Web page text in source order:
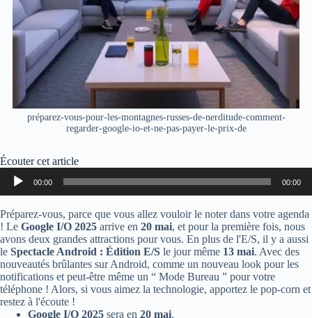
préparez-vous-pour-les-montagnes-russes-de-nerditude-comment-
regarder-google-io-et-ne-pas-payer-le-prix-de
Écouter cet article
Lecteur
audio
00:00 00:00
Préparez-vous, parce que vous allez vouloir le noter dans votre agenda
! Le Google I/O 2025 arrive en 20 mai, et pour la première fois, nous
avons deux grandes attractions pour vous. En plus de l'E/S, il y a aussi
le Spectacle Android : Édition E/S le jour même 13 mai. Avec des
nouveautés brûlantes sur Android, comme un nouveau look pour les
notifications et peut-être même un “ Mode Bureau ” pour votre
téléphone ! Alors, si vous aimez la technologie, apportez le pop-corn et
restez à l'écoute !
Google I/O 2025 sera en 20 mai.